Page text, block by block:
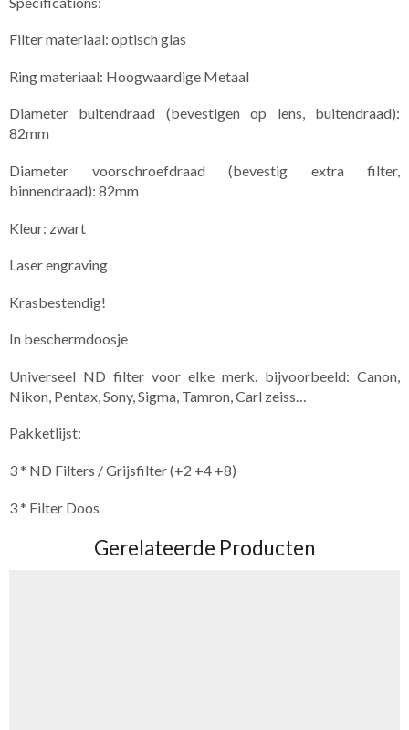
Filter materiaal: optisch glas
Ring materiaal: Hoogwaardige Metaal
Diameter buitendraad (bevestigen op lens, buitendraad):
82mm
Diameter voorschroefdraad (bevestig extra filter,
binnendraad): 82mm
Kleur: zwart
Laser engraving
Krasbestendig!
In beschermdoosje
Universeel ND filter voor elke merk. bijvoorbeeld: Canon,
Nikon, Pentax, Sony, Sigma, Tamron, Carl zeiss…
Pakketlijst:
3 * ND Filters / Grijsfilter (+2 +4 +8)
3 * Filter Doos
Gerelateerde Producten